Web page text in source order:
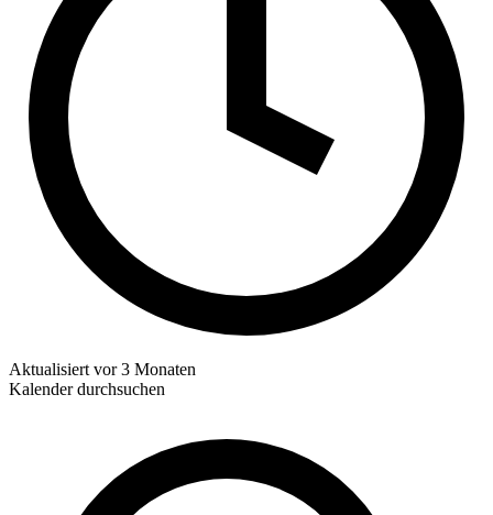
Aktualisiert vor 3 Monaten
Kalender durchsuchen